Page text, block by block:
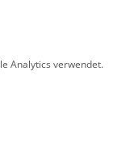
Analytics verwendet.